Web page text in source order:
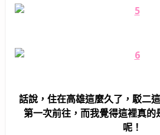
話說，住在高雄這麼久了，駁二
第一次前往，而我覺得這裡真的
呢！